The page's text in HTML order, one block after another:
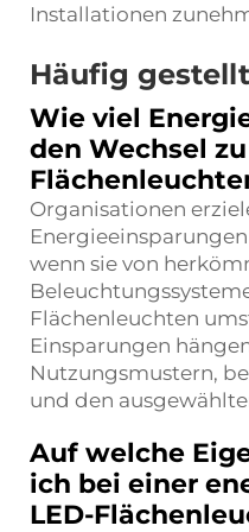
Installationen
Häufig
Wie viel
den Wechsel zu
Organisationen
wenn sie von
Flächenleuchten
Einsparungen
Nutzungsmustern,
und den
Auf welche
ich bei einer
LED-